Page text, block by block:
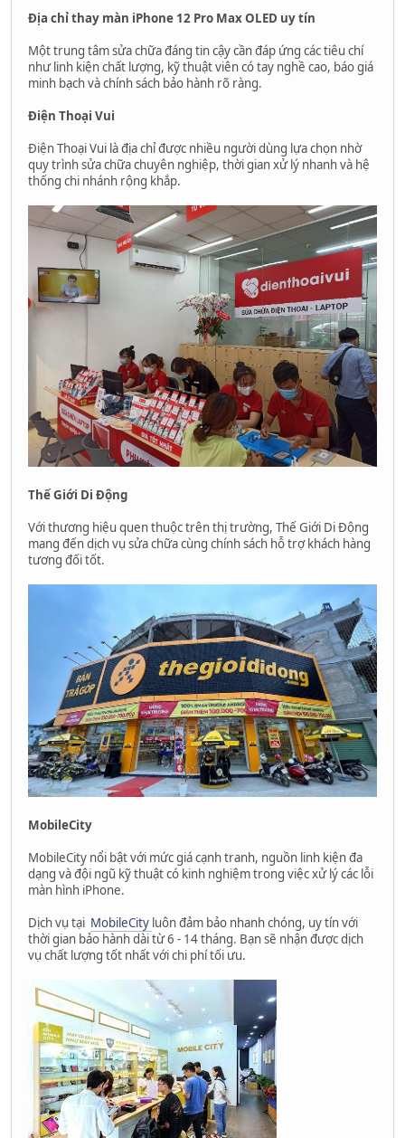
Địa chỉ thay màn iPhone 12 Pro Max OLED uy tín
Một trung tâm sửa chữa đáng tin cậy cần đáp ứng các tiêu chí
như linh kiện chất lượng, kỹ thuật viên có tay nghề cao, báo giá
minh bạch và chính sách bảo hành rõ ràng.
Điện Thoại Vui
Điện Thoại Vui là địa chỉ được nhiều người dùng lựa chọn nhờ
quy trình sửa chữa chuyên nghiệp, thời gian xử lý nhanh và hệ
thống chi nhánh rộng khắp.
Thế Giới Di Động
Với thương hiệu quen thuộc trên thị trường, Thế Giới Di Động
mang đến dịch vụ sửa chữa cùng chính sách hỗ trợ khách hàng
tương đối tốt.
MobileCity
MobileCity nổi bật với mức giá cạnh tranh, nguồn linh kiện đa
dạng và đội ngũ kỹ thuật có kinh nghiệm trong việc xử lý các lỗi
màn hình iPhone.
Dịch vụ tại MobileCity luôn đảm bảo nhanh chóng, uy tín với
thời gian bảo hành dài từ 6 - 14 tháng. Bạn sẽ nhận được dịch
vụ chất lượng tốt nhất với chi phí tối ưu.